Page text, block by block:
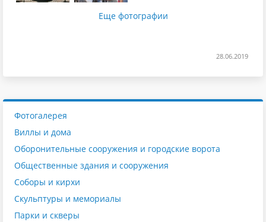
Еще фотографии
28.06.2019
Фотогалерея
Виллы и дома
Оборонительные сооружения и городские ворота
Общественные здания и сооружения
Соборы и кирхи
Скульптуры и мемориалы
Парки и скверы